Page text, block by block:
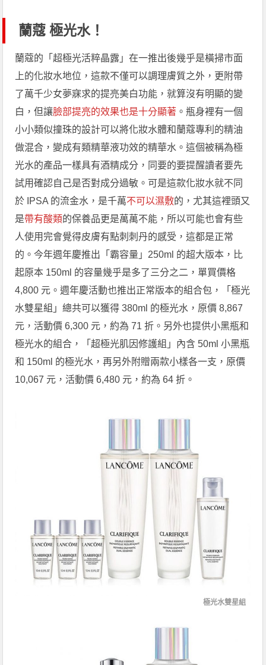
蘭蔻 極光水！
蘭蔻的「超極光活粹晶露」在一推出後幾乎是橫掃市面
上的化妝水地位，這款不僅可以調理膚質之外，更附帶
了萬千少女夢寐求的提亮美白功能，就算沒有明顯的變
白，但讓臉部提亮的效果也是十分顯著 。瓶身裡有一個
小小類似撞珠的設計可以將化妝水體和蘭蔻專利的精油
做混合，變成有類精華液功效的精華水。這個被稱為極
光水的產品一樣具有酒精成分，同要的要提醒讀者要先
試用確認自己是否對成分過敏。可是這款化妝水就不同
於 IPSA 的流金水，是千萬不可以濕敷的，尤其這裡頭又
是帶有酸類的保養品更是萬萬不能，所以可能也會有些
人使用完會覺得皮膚有點刺刺丹的感受，這都是正常
的。今年週年慶推出「霸容量」250ml 的超大版本，比
起原本 150ml 的容量幾乎是多了三分之二，單買價格
4,800 元。週年慶活動也推出正常版本的組合包，「極光
水雙星組」總共可以獲得 380ml 的極光水，原價 8,867
元，活動價 6,300 元，約為 71 折。另外也提供小黑瓶和
極光水的組合，「超極光肌因修護組」內含 50ml 小黑瓶
和 150ml 的極光水，再另外附贈兩款小樣各一支，原價
10,067 元，活動價 6,480 元，約為 64 折。
極光水雙星組